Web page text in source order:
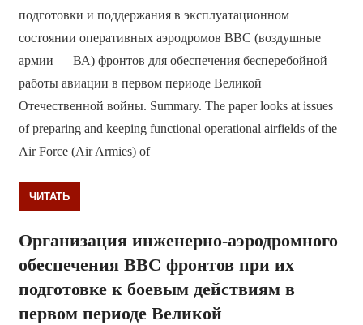
подготовки и поддержания в эксплуатационном
состоянии оперативных аэродромов ВВС (воздушные
армии — ВА) фронтов для обеспечения бесперебойной
работы авиации в первом периоде Великой
Отечественной войны. Summary. The paper looks at issues
of preparing and keeping functional operational airfields of the
Air Force (Air Armies) of
ЧИТАТЬ
Организация инженерно-аэродромного
обеспечения ВВС фронтов при их
подготовке к боевым действиям в
первом периоде Великой